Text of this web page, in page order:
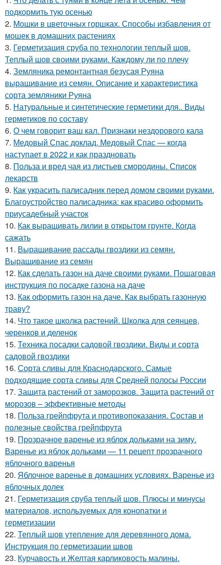
подкормить тую осенью
2. Мошки в цветочных горшках. Способы избавления от
мошек в домашних растениях
3. Герметизация сруба по технологии теплый шов.
Теплый шов своими руками. Каждому ли по плечу
4. Земляника ремонтантная безусая Руяна
выращивание из семян. Описание и характеристика
сорта земляники Руяна
5. Натуральные и синтетические герметики для.. Виды
герметиков по составу
6. О чем говорит ваш кал. Признаки нездорового кала
7. Медовый Спас доклад. Медовый Спас — когда
наступает в 2022 и как праздновать
8. Польза и вред чая из листьев смородины. Список
лекарств
9. Как украсить палисадник перед домом своими руками.
Благоустройство палисадника: как красиво оформить
приусадебный участок
10. Как выращивать лилии в открытом грунте. Когда
сажать
11. Выращивание рассады гвоздики из семян.
Выращивание из семян
12. Как сделать газон на даче своими руками. Пошаговая
инструкция по посадке газона на даче
13. Как оформить газон на даче. Как выбрать газонную
траву?
14. Что такое школка растений. Школка для сеянцев,
черенков и деленок
15. Техника посадки садовой гвоздики. Виды и сорта
садовой гвоздики
16. Сорта сливы для Краснодарского. Самые
подходящие сорта сливы для Средней полосы России
17. Защита растений от заморозков. Защита растений от
морозов – эффективные методы
18. Польза грейпфрута и противопоказания. Состав и
полезные свойства грейпфрута
19. Прозрачное варенье из яблок дольками на зиму.
Варенье из яблок дольками — 11 рецепт прозрачного
яблочного варенья
20. Яблочное варенье в домашних условиях. Варенье из
яблочных долек
21. Герметизация сруба теплый шов. Плюсы и минусы
материалов, используемых для конопатки и
герметизации
22. Теплый шов утепление для деревянного дома.
Инструкция по герметизации швов
23. Курчавость и Желтая карликовость малины.